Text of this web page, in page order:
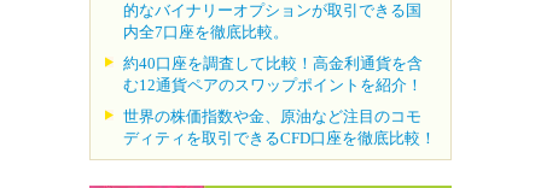
的なバイナリーオプションが取引できる国
内全7口座を徹底比較。
約40口座を調査して比較！高金利通貨を含
む12通貨ペアのスワップポイントを紹介！
世界の株価指数や金、原油など注目のコモ
ディティを取引できるCFD口座を徹底比較！